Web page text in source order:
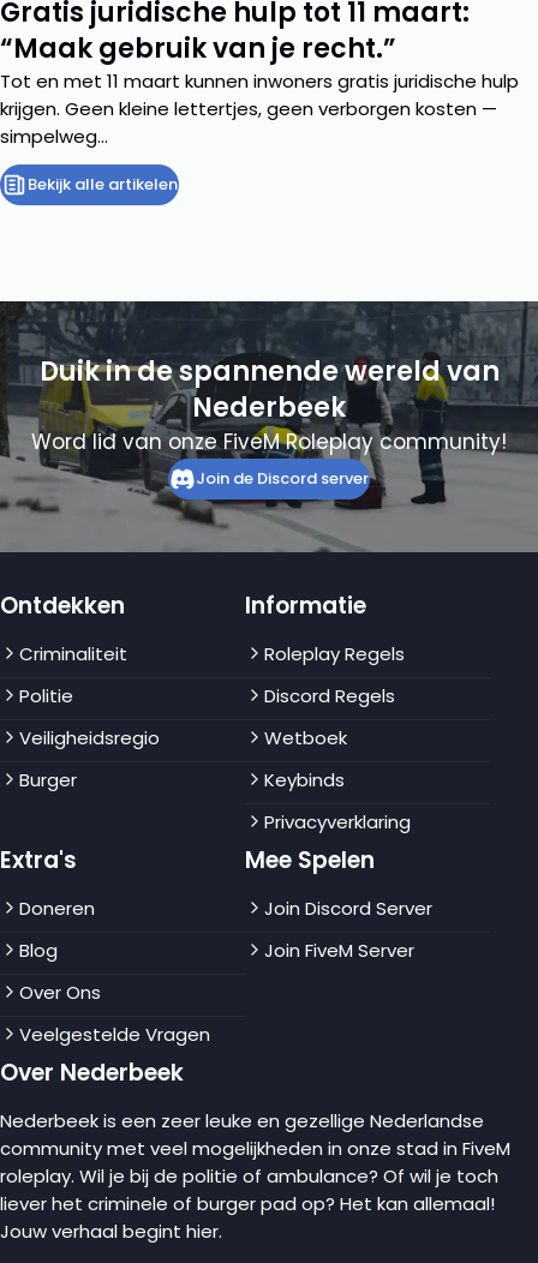
Gratis juridische hulp tot 11 maart:
“Maak gebruik van je recht.”
Tot en met 11 maart kunnen inwoners gratis juridische hulp
krijgen. Geen kleine lettertjes, geen verborgen kosten —
simpelweg...
Bekijk alle artikelen
Duik in de spannende wereld van
Nederbeek
Word lid van onze FiveM Roleplay community!
Join de Discord server
Ontdekken
Criminaliteit
Politie
Veiligheidsregio
Burger
Informatie
Roleplay Regels
Discord Regels
Wetboek
Keybinds
Privacyverklaring
Extra's
Doneren
Blog
Over Ons
Veelgestelde Vragen
Mee Spelen
Join Discord Server
Join FiveM Server
Over Nederbeek
Nederbeek is een zeer leuke en gezellige Nederlandse
community met veel mogelijkheden in onze stad in FiveM
roleplay. Wil je bij de politie of ambulance? Of wil je toch
liever het criminele of burger pad op? Het kan allemaal!
Jouw verhaal begint hier.